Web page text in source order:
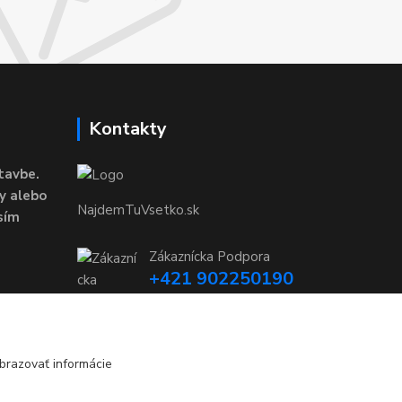
alebo
Kontakty
NajdemTuVsetko.sk
Zákaznícka Podpora
+421 902250190
informácie